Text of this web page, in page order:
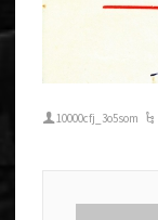
10000cfj_3o5som